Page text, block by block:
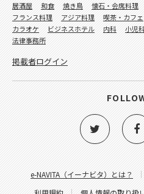
e-NAVITA（イーナビタ）とは？
居酒屋 和食 焼き鳥 懐石・会席料理
フランス料理
アジア料理 喫茶・カフェ
カラオケ
ビジネスホテル 内科 小児
法律事務所
掲載者ログイン